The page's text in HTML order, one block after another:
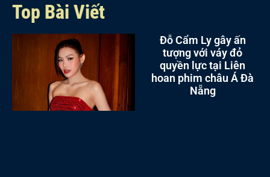
Top Bài Viết
Đỗ Cẩm Ly gây ấn
tượng với váy đỏ
quyền lực tại Liên
hoan phim châu Á Đà
Nẵng